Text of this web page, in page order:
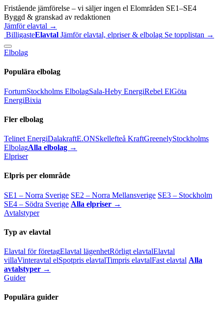
Fristående jämförelse – vi säljer ingen el Elområden SE1–SE4
Byggd & granskad av redaktionen
Jämför elavtal →
BilligasteElavtal Jämför elavtal, elpriser & elbolag Se topplistan →
Elbolag
Populära elbolag
FortumStockholms ElbolagSala-Heby EnergiRebel ElGöta
EnergiBixia
Fler elbolag
Telinet EnergiDalakraftE.ONSkellefteå KraftGreenelyStockholms
ElbolagAlla elbolag →
Elpriser
Elpris per elområde
SE1 – Norra Sverige SE2 – Norra Mellansverige SE3 – Stockholm
SE4 – Södra Sverige Alla elpriser →
Avtalstyper
Typ av elavtal
Elavtal för företagElavtal lägenhetRörligt elavtalElavtal
villaVinteravtal elSpotpris elavtalTimpris elavtalFast elavtal Alla
avtalstyper →
Guider
Populära guider